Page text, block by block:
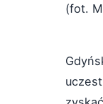
(fot.